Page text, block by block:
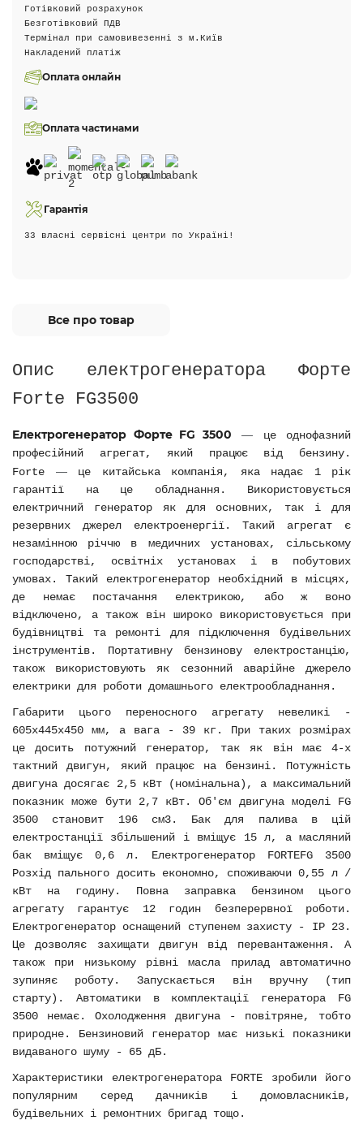
Готівковий розрахунок
Безготівковий ПДВ
Термінал при самовивезенні з м.Київ
Накладений платіж
Оплата онлайн
Оплата частинами
Гарантія
33 власні сервісні центри по Україні!
Все про товар
Опис електрогенератора Форте
Forte FG3500
Електрогенератор Форте FG 3500 — це однофазний
професійний агрегат, який працює від бензину.
Forte —це китайська компанія, яка надає 1 рік
гарантії на це обладнання. Використовується
електричний генератор як для основних, так і для
резервних джерел електроенергії. Такий агрегат є
незамінною річчю в медичних установах, сільському
господарстві, освітніх установах і в побутових
умовах. Такий електрогенератор необхідний в місцях,
де немає постачання електрикою, або ж воно
відключено, а також він широко використовується при
будівництві та ремонті для підключення будівельних
інструментів. Портативну бензинову електростанцію,
також використовують як сезонний аварійне джерело
електрики для роботи домашнього електрообладнання.
Габарити цього переносного агрегату невеликі -
605х445х450 мм, а вага - 39 кг. При таких розмірах
це досить потужний генератор, так як він має 4-х
тактний двигун, який працює на бензині. Потужність
двигуна досягає 2,5 кВт (номінальна), а максимальний
показник може бути 2,7 кВт. Об'єм двигуна моделі FG
3500 становит 196 см3. Бак для палива в цій
електростанції збільшений і вміщує 15 л, а масляний
бак вміщує 0,6 л. Електрогенератор FORTEFG 3500
Розхід пального досить економно, споживаючи 0,55 л /
кВт на годину. Повна заправка бензином цього
агрегату гарантує 12 годин безперервної роботи.
Електрогенератор оснащений ступенем захисту - IP 23.
Це дозволяє захищати двигун від перевантаження. А
також при низькому рівні масла прилад автоматично
зупиняє роботу. Запускається він вручну (тип
старту). Автоматики в комплектації генератора FG
3500 немає. Охолодження двигуна - повітряне, тобто
природне. Бензиновий генератор має низькі показники
видаваного шуму - 65 дБ.
Характеристики електрогенератора FORTE зробили його
популярним серед дачників і домовласників,
будівельних і ремонтних бригад тощо.